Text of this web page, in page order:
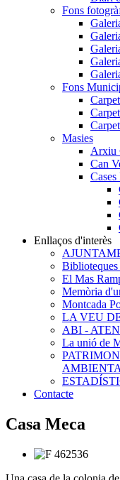
Fons
Fons
Masies
Arxiu
Can
Cases
Enllaços d'interès
Biblioteques
El Mas
Memòria
Montcada
LA VEU
ABI -
La unió de
Contacte
Casa Meca